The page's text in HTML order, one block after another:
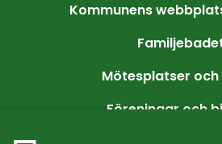
Kommunens
Mötesplatser och
Föreningar och